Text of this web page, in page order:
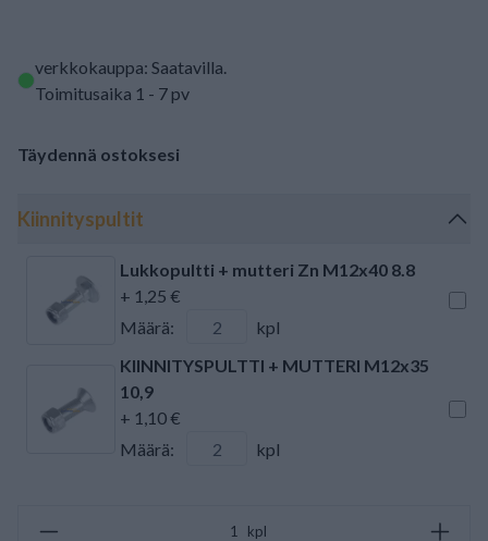
verkkokauppa: Saatavilla.
Toimitusaika 1 - 7 pv
Täydennä ostoksesi
Kiinnityspultit
Lukkopultti + mutteri Zn M12x40 8.8
+ 1,25 €
Määrä:
kpl
KIINNITYSPULTTI + MUTTERI M12x35
10,9
+ 1,10 €
Määrä:
kpl
kpl